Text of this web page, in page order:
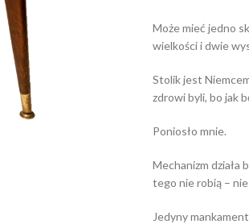
Może mieć jedno
wielkości i dwie
Stolik jest
zdrowi byli, bo jak
Poniosło mnie.
Mechanizm działa
tego nie robią –
Jedyny